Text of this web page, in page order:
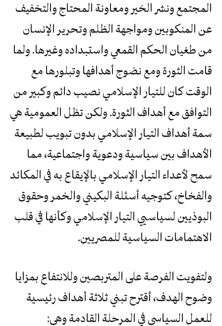
المجتمع ونشر الخير ومعاونة المحتاج والتخفيف
عن المنكوبين ومواجهة الظلم وتحرير الإنسان
من طغيان الحكم القمعي واستبداده وغيرها. ولما
قامت الثورة ومع نضوج أهدافها وتبلورها مع
الوقت كان للتيار الإسلامي نصيب دائم وكبير من
التوافق مع أهداف الثورة. ولكن تظل العمومية هي
سمة أهداف التيار الإسلامي بدون تبويب لطبيعة
الأهداف بين سياسية ودعوية واجتماعية، مما
سمح لأعداء التيار الإسلامي بالإيقاع به في المكائد
والفخاخ، كتوجيه أسئلة البكيني والخمر وحقوق
البوذيين لسياسيي التيار الإسلامي وكأنها في قلب
الاهتمامات السياسية للمصريين.
ولتفويت الفرصة على المتربصين وللانتفاع بمزايا
وضوح الهدف، أقترح تبني ثلاثة أهداف رئيسية
للعمل السياسي في المرحلة القادمة وهي: